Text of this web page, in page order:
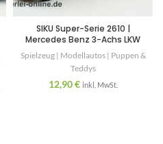
SIKU Super-Serie 2610 |
Mercedes Benz 3-Achs LKW
Spielzeug | Modellautos | Puppen &
Teddys
12,90€ inkl. MwSt.